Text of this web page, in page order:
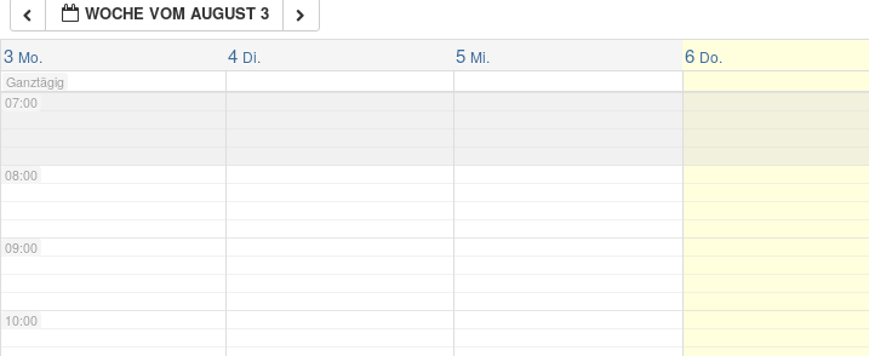
WOCHE VOM AUGUST 3
3 Mo. 4 Di. 5 Mi. 6 Do.
Ganztägig
06:00
07:00
08:00
09:00
10:00